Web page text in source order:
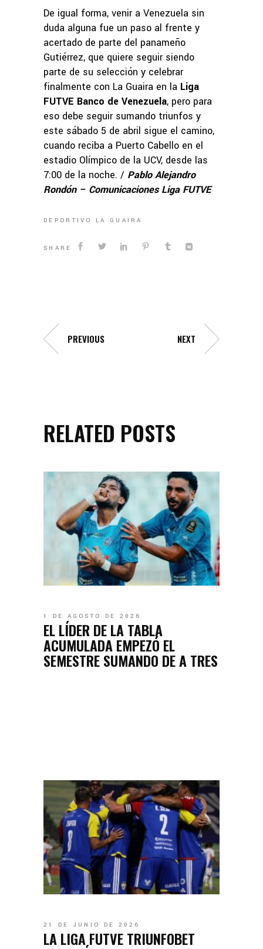
De igual forma, venir a Venezuela sin
duda alguna fue un paso al frente y
acertado de parte del panameño
Gutiérrez, que quiere seguir siendo
parte de su selección y celebrar
finalmente con La Guaira en la Liga
FUTVE Banco de Venezuela, pero para
eso debe seguir sumando triunfos y
este sábado 5 de abril sigue el camino,
cuando reciba a Puerto Cabello en el
estadio Olímpico de la UCV, desde las
7:00 de la noche. / Pablo Alejandro
Rondón – Comunicaciones Liga FUTVE
DEPORTIVO LA GUAIRA
SHARE
PREVIOUS NEXT
RELATED POSTS
1 DE AGOSTO DE 2026
EL LÍDER DE LA TABLA
ACUMULADA EMPEZÓ EL
SEMESTRE SUMANDO DE A TRES
21 DE JUNIO DE 2026
LA LIGA FUTVE TRIUNFOBET